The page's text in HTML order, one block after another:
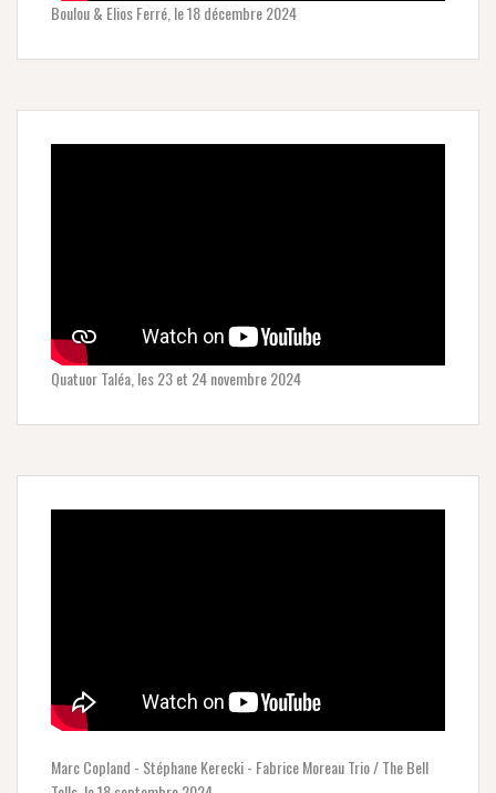
Boulou & Elios Ferré, le 18 décembre 2024
Quatuor Taléa, les 23 et 24 novembre 2024
Marc Copland - Stéphane Kerecki - Fabrice Moreau Trio / The Bell